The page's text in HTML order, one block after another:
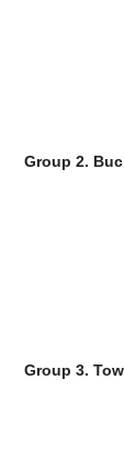
Group 2.
Group 3.